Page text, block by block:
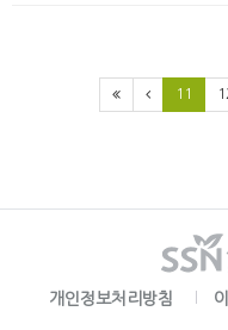
11
개인정보처리방침